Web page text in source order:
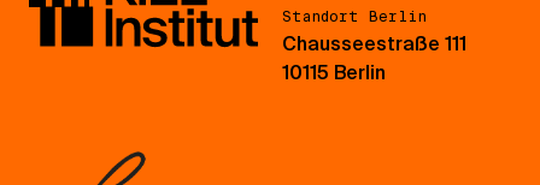
Standort Berlin
Chausseestraße 111
10115 Berlin